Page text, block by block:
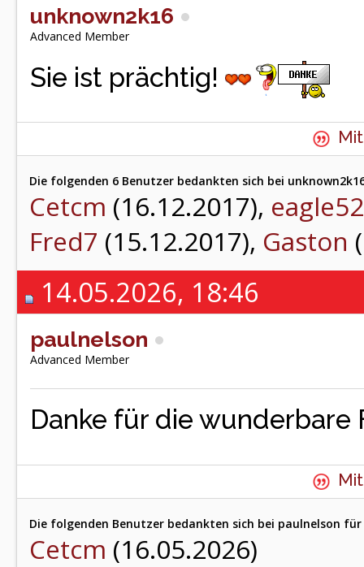
unknown2k16
Advanced Member
Sie ist prächtig!
Die folgenden 6 Benutzer bedankten sich bei
Cetcm (16.12.2017), eagle52
Fred7 (15.12.2017), Gaston
14.05.2026, 18:46
paulnelson
Advanced Member
Danke für die wunderbare
Die folgenden Benutzer bedankten sich bei paulnelson für
Cetcm (16.05.2026)